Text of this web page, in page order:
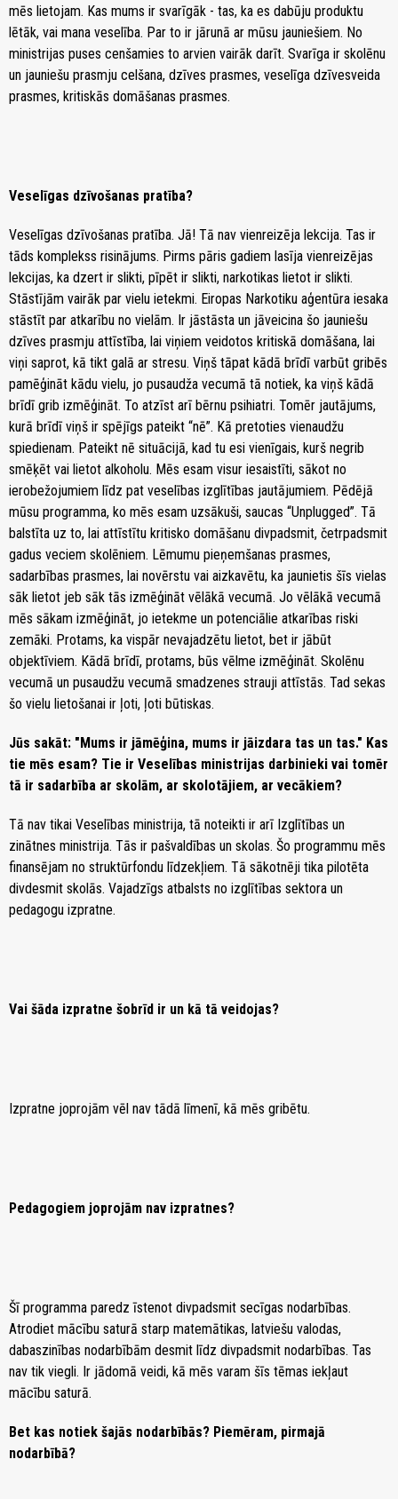
mēs lietojam. Kas mums ir svarīgāk - tas, ka es dabūju produktu
lētāk, vai mana veselība. Par to ir jārunā ar mūsu jauniešiem. No
ministrijas puses cenšamies to arvien vairāk darīt. Svarīga ir skolēnu
un jauniešu prasmju celšana, dzīves prasmes, veselīga dzīvesveida
prasmes, kritiskās domāšanas prasmes.
Veselīgas dzīvošanas pratība?
Veselīgas dzīvošanas pratība. Jā! Tā nav vienreizēja lekcija. Tas ir
tāds komplekss risinājums. Pirms pāris gadiem lasīja vienreizējas
lekcijas, ka dzert ir slikti, pīpēt ir slikti, narkotikas lietot ir slikti.
Stāstījām vairāk par vielu ietekmi. Eiropas Narkotiku aģentūra iesaka
stāstīt par atkarību no vielām. Ir jāstāsta un jāveicina šo jauniešu
dzīves prasmju attīstība, lai viņiem veidotos kritiskā domāšana, lai
viņi saprot, kā tikt galā ar stresu. Viņš tāpat kādā brīdī varbūt gribēs
pamēģināt kādu vielu, jo pusaudža vecumā tā notiek, ka viņš kādā
brīdī grib izmēģināt. To atzīst arī bērnu psihiatri. Tomēr jautājums,
kurā brīdī viņš ir spējīgs pateikt “nē”. Kā pretoties vienaudžu
spiedienam. Pateikt nē situācijā, kad tu esi vienīgais, kurš negrib
smēķēt vai lietot alkoholu. Mēs esam visur iesaistīti, sākot no
ierobežojumiem līdz pat veselības izglītības jautājumiem. Pēdējā
mūsu programma, ko mēs esam uzsākuši, saucas “Unplugged”. Tā
balstīta uz to, lai attīstītu kritisko domāšanu divpadsmit, četrpadsmit
gadus veciem skolēniem. Lēmumu pieņemšanas prasmes,
sadarbības prasmes, lai novērstu vai aizkavētu, ka jaunietis šīs vielas
sāk lietot jeb sāk tās izmēģināt vēlākā vecumā. Jo vēlākā vecumā
mēs sākam izmēģināt, jo ietekme un potenciālie atkarības riski
zemāki. Protams, ka vispār nevajadzētu lietot, bet ir jābūt
objektīviem. Kādā brīdī, protams, būs vēlme izmēģināt. Skolēnu
vecumā un pusaudžu vecumā smadzenes strauji attīstās. Tad sekas
šo vielu lietošanai ir ļoti, ļoti būtiskas.
Jūs sakāt: "Mums ir jāmēģina, mums ir jāizdara tas un tas." Kas
tie mēs esam? Tie ir Veselības ministrijas darbinieki vai tomēr
tā ir sadarbība ar skolām, ar skolotājiem, ar vecākiem?
Tā nav tikai Veselības ministrija, tā noteikti ir arī Izglītības un
zinātnes ministrija. Tās ir pašvaldības un skolas. Šo programmu mēs
finansējam no struktūrfondu līdzekļiem. Tā sākotnēji tika pilotēta
divdesmit skolās. Vajadzīgs atbalsts no izglītības sektora un
pedagogu izpratne.
Vai šāda izpratne šobrīd ir un kā tā veidojas?
Izpratne joprojām vēl nav tādā līmenī, kā mēs gribētu.
Pedagogiem joprojām nav izpratnes?
Šī programma paredz īstenot divpadsmit secīgas nodarbības.
Atrodiet mācību saturā starp matemātikas, latviešu valodas,
dabaszinības nodarbībām desmit līdz divpadsmit nodarbības. Tas
nav tik viegli. Ir jādomā veidi, kā mēs varam šīs tēmas iekļaut
mācību saturā.
Bet kas notiek šajās nodarbībās? Piemēram, pirmajā
nodarbībā?